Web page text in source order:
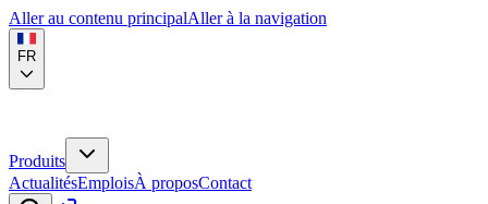
Aller au contenu principalAller à la navigation
FR
Produits
ActualitésEmploisÀ proposContact